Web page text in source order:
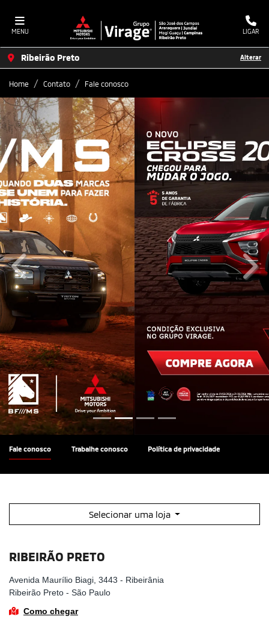
MENU LIGAR
Ribeirão Preto Alterar
Home Contato Fale conosco
templates.template-
Fale conosco Trabalhe conosco Política de privacidade
Selecionar uma loja
RIBEIRÃO PRETO
Avenida Maurílio Biagi, 3443 - Ribeirânia
Ribeirão Preto - São Paulo
Como chegar